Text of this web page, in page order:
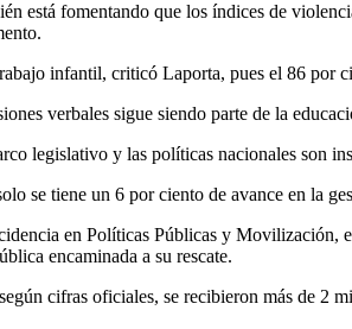
está fomentando que los índices de
infantil, criticó Laporta, pues el 86 por
verbales sigue siendo parte de la
legislativo y las políticas nacionales son
se tiene un 6 por ciento de avance en la
en Políticas Públicas y Movilización,
encaminada a su rescate.
cifras oficiales, se recibieron más de 2